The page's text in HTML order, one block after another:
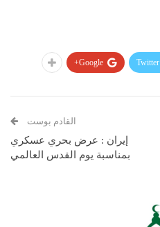
Twitter
Google+
القادم بوست
إيران : عرض بحري عسكري
بمناسبة يوم القدس العالمي